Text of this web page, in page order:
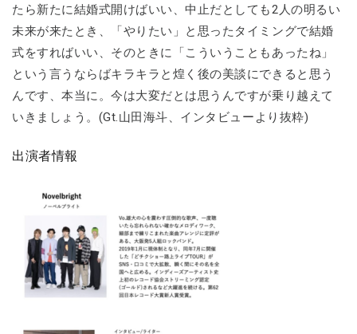
たら新たに結婚式開けばいい、中止だとしても2人の明るい
未来が来たとき、「やりたい」と思ったタイミングで結婚
式をすればいい、そのときに「こういうこともあったね」
という言うならばキラキラと煌く後の美談にできると思う
んです、本当に。今は大変だとは思うんですが乗り越えて
いきましょう。(Gt.山田海斗、インタビューより抜粋)
出演者情報